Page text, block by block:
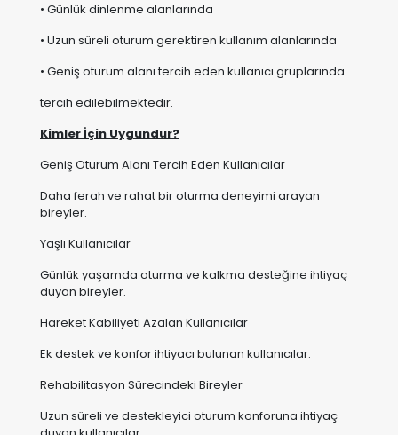
Kimler İçin Uygundur?
Geniş Oturum Alanı Tercih Eden Kullanıcılar
bireyler.
Yaşlı Kullanıcılar
Günlük yaşamda oturma ve kalkma desteğine ihtiyaç
duyan bireyler.
Hareket Kabiliyeti Azalan Kullanıcılar
Ek destek ve konfor ihtiyacı bulunan kullanıcılar.
Rehabilitasyon Sürecindeki Bireyler
Uzun süreli ve destekleyici oturum konforuna ihtiyaç
duyan kullanıcılar.
Evde Bakım Hizmeti Alan Kullanıcılar
Gün içerisinde uzun süre koltuk kullanan bireyler.